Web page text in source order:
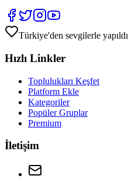
Türkiye'den sevgilerle yapıldı
Hızlı Linkler
Toplulukları Keşfet
Platform Ekle
Kategoriler
Popüler Gruplar
Premium
İletişim